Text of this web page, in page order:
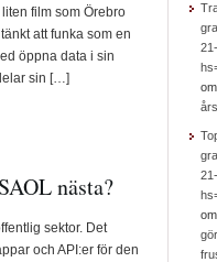
film som Örebro
att funka som en
öppna data i sin
sin […]
nästa?
sektor. Det
och API:er för den
om
om